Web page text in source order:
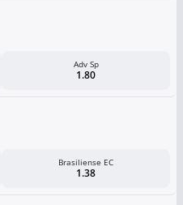
Adv Sp
1.80
Brasiliense EC
1.38